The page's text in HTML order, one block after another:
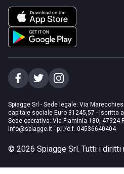
Spiagge Srl - Sede legale: Via
capitale sociale Euro 31245,57 - Iscritta
Sede operativa: Via Flaminia 180, 47924
info@spiagge.it - p.i./c.f. 04536640404
© 2026 Spiagge Srl. Tutti i diritti